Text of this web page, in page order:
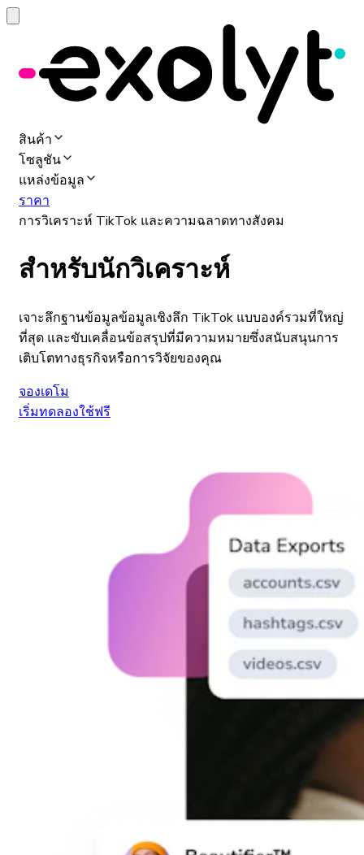
สินค้า
โซลูชัน
แหล่งข้อมูล
ราคา
การวิเคราะห์ TikTok และความฉลาดทางสังคม
สำหรับนักวิเคราะห์
เจาะลึกฐานข้อมูลข้อมูลเชิงลึก TikTok แบบองค์รวมที่ใหญ่
ที่สุด และขับเคลื่อนข้อสรุปที่มีความหมายซึ่งสนับสนุนการ
เติบโตทางธุรกิจหรือการวิจัยของคุณ
จองเดโม
เริ่มทดลองใช้ฟรี